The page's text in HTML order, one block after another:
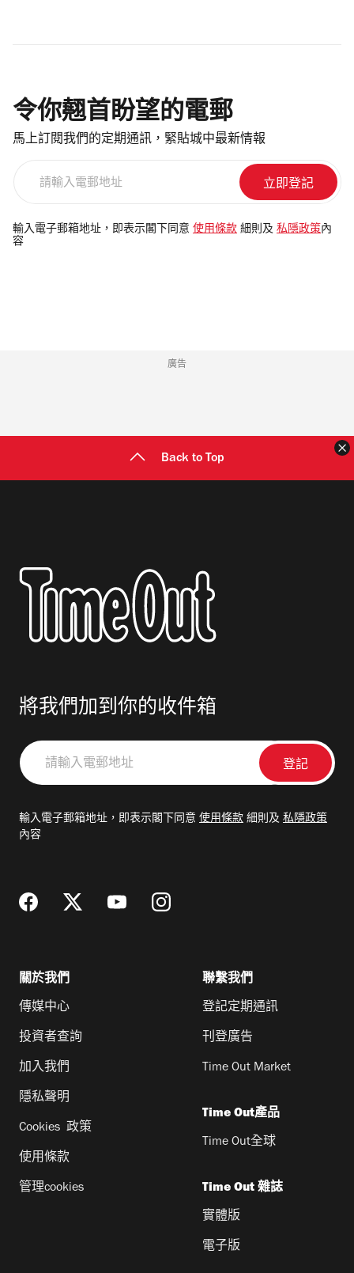
令你翹首盼望的電郵
馬上訂閱我們的定期通訊，緊貼城中最新情報
電
郵
輸入電子郵箱地址，即表示閣下同意 使用條款 細則及 私隱政策 內
容
廣告
Back to Top
將我們加到你的收件箱
請
輸
郵
輸入電子郵箱地址，即表示閣下同意 使用條款 細則及 私隱政策
內容
關於我們
傳媒中心
投資者查詢
加入我們
隱私聲明
Cookies 政策
使用條款
管理cookies
聯繫我們
登記定期通訊
刊登廣告
Time Out Market
Time Out產品
Time Out全球
Time Out 雜誌
實體版
電子版